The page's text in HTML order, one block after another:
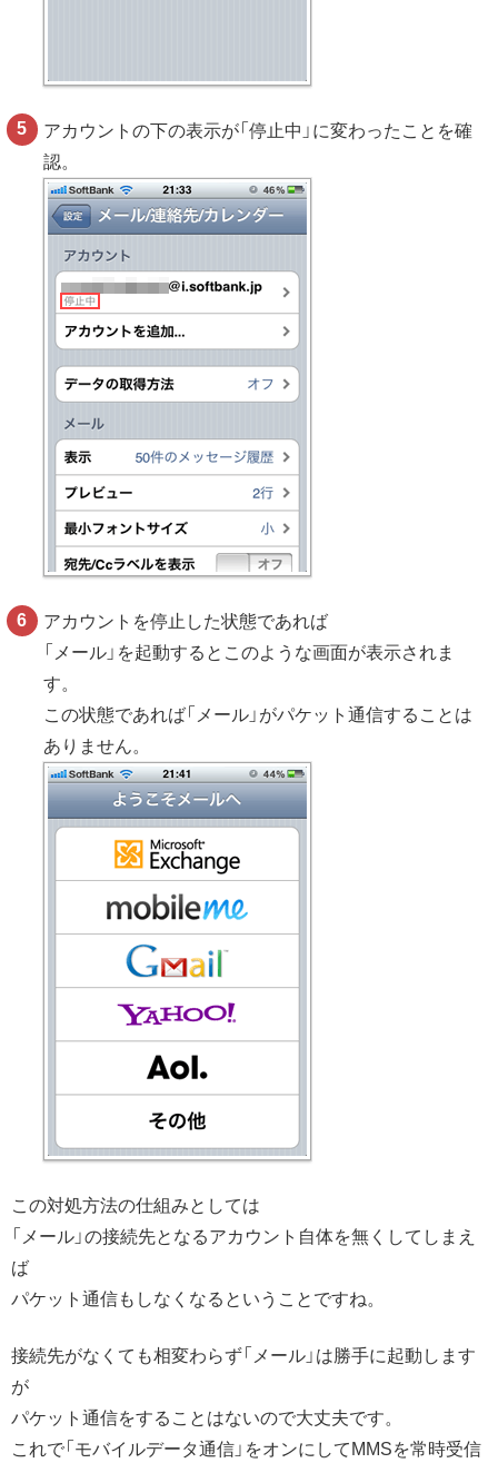
アカウントの下の表示が「停止中」に変わったことを確
認。
アカウントを停止した状態であれば
「メール」を起動するとこのような画面が表示されま
す。
この状態であれば「メール」がパケット通信することは
ありません。
この対処方法の仕組みとしては
「メール」の接続先となるアカウント自体を無くしてしまえ
ば
パケット通信もしなくなるということですね。
接続先がなくても相変わらず「メール」は勝手に起動します
が
パケット通信をすることはないので大丈夫です。
これで「モバイルデータ通信」をオンにしてMMSを常時受信